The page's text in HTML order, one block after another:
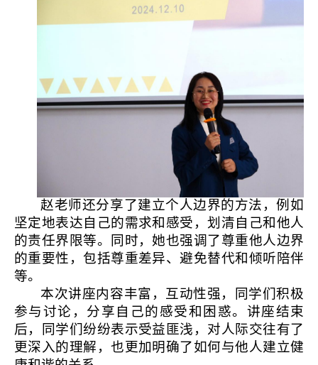
现任领导
组织机构
师资力量
合作评估
联系我们
赵老师还分享了建立个人边界的方法，例如
坚定地表达自己的需求和感受，划清自己和他人
的责任界限等。同时，她也强调了尊重他人边界
的重要性，包括尊重差异、避免替代和倾听陪伴
等。
本次讲座内容丰富，互动性强，同学们积极
参与讨论，分享自己的感受和困惑。讲座结束
后，同学们纷纷表示受益匪浅，对人际交往有了
更深入的理解，也更加明确了如何与他人建立健